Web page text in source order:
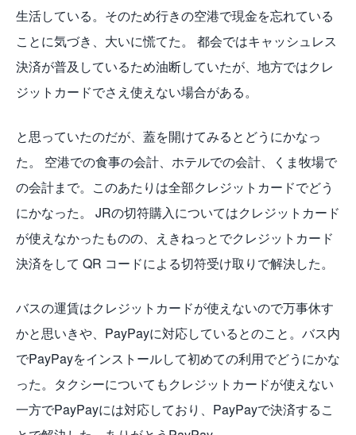
生活している。そのため行きの空港で現金を忘れている
ことに気づき、大いに慌てた。 都会ではキャッシュレス
決済が普及しているため油断していたが、地方ではクレ
ジットカードでさえ使えない場合がある。
と思っていたのだが、蓋を開けてみるとどうにかなっ
た。 空港での食事の会計、ホテルでの会計、くま牧場で
の会計まで。このあたりは全部クレジットカードでどう
にかなった。 JRの切符購入についてはクレジットカード
が使えなかったものの、えきねっとでクレジットカード
決済をして QR コードによる切符受け取りで解決した。
バスの運賃はクレジットカードが使えないので万事休す
かと思いきや、PayPayに対応しているとのこと。バス内
でPayPayをインストールして初めての利用でどうにかな
った。タクシーについてもクレジットカードが使えない
一方でPayPayには対応しており、PayPayで決済するこ